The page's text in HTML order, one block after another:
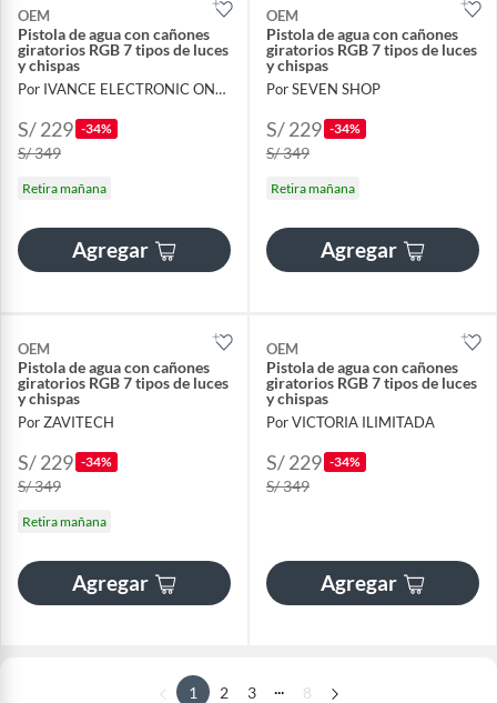
OEM
Pistola de agua con cañones
giratorios RGB 7 tipos de luces
y chispas
Por IVANCE ELECTRONIC ONLINE
S/ 229 -34%
S/ 349
Retira mañana
Agregar
OEM
Pistola de agua con cañones
giratorios RGB 7 tipos de luces
y chispas
Por SEVEN SHOP
S/ 229 -34%
S/ 349
Retira mañana
Agregar
OEM
Pistola de agua con cañones
giratorios RGB 7 tipos de luces
y chispas
Por ZAVITECH
S/ 229 -34%
S/ 349
Retira mañana
Agregar
OEM
Pistola de agua con cañones
giratorios RGB 7 tipos de luces
y chispas
Por VICTORIA ILIMITADA
S/ 229 -34%
S/ 349
Agregar
1 2 3 ... 8